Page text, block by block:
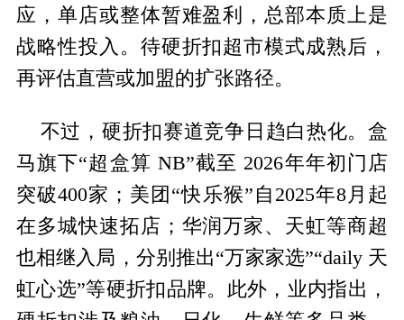
应，单店或整体暂难盈利，总部本质上是
战略性投入。待硬折扣超市模式成熟后，
再评估直营或加盟的扩张路径。
不过，硬折扣赛道竞争日趋白热化。盒
马旗下“超盒算 NB”截至 2026年年初门店
突破400家；美团“快乐猴”自2025年8月起
在多城快速拓店；华润万家、天虹等商超
也相继入局，分别推出“万家家选”“daily 天
虹心选”等硬折扣品牌。此外，业内指出，